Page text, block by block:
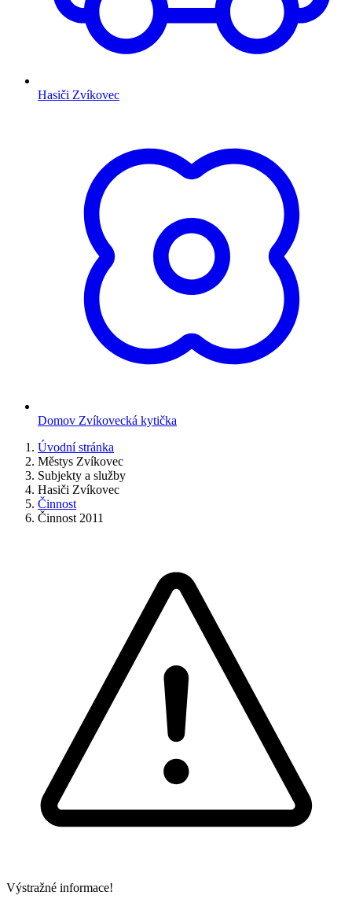
Hasiči Zvíkovec
Domov Zvíkovecká kytička
Úvodní stránka
Městys Zvíkovec
Subjekty a služby
Hasiči Zvíkovec
Činnost
Činnost 2011
Výstražné informace!